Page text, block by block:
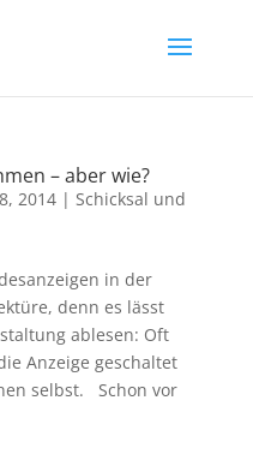
– aber wie?
2014| Schicksal und
in der
denn es lässt
ablesen: Oft
Anzeige geschaltet
selbst. Schon vor